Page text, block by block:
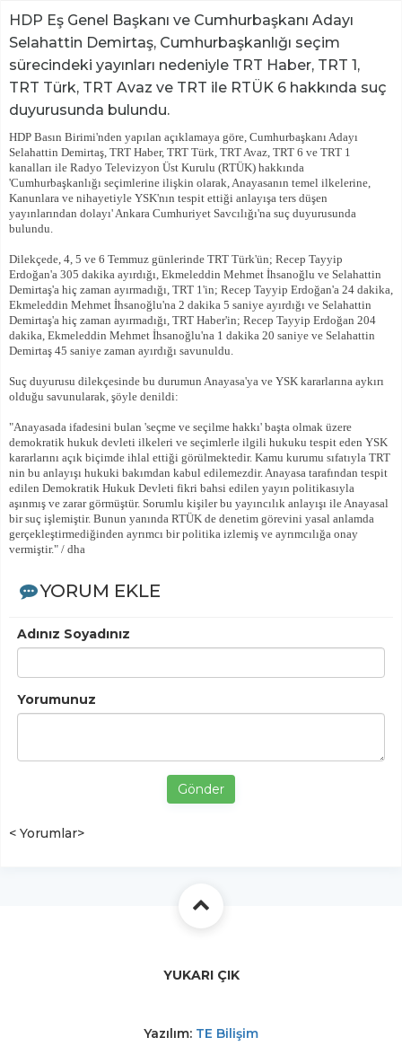
HDP Eş Genel Başkanı ve Cumhurbaşkanı Adayı
Selahattin Demirtaş, Cumhurbaşkanlığı seçim
sürecindeki yayınları nedeniyle TRT Haber, TRT 1,
TRT Türk, TRT Avaz ve TRT ile RTÜK 6 hakkında suç
duyurusunda bulundu.
HDP Basın Birimi'nden yapılan açıklamaya göre, Cumhurbaşkanı Adayı
Selahattin Demirtaş, TRT Haber, TRT Türk, TRT Avaz, TRT 6 ve TRT 1
kanalları ile Radyo Televizyon Üst Kurulu (RTÜK) hakkında
'Cumhurbaşkanlığı seçimlerine ilişkin olarak, Anayasanın temel ilkelerine,
Kanunlara ve nihayetiyle YSK'nın tespit ettiği anlayışa ters düşen
yayınlarından dolayı' Ankara Cumhuriyet Savcılığı'na suç duyurusunda
bulundu.
Dilekçede, 4, 5 ve 6 Temmuz günlerinde TRT Türk'ün; Recep Tayyip
Erdoğan'a 305 dakika ayırdığı, Ekmeleddin Mehmet İhsanoğlu ve Selahattin
Demirtaş'a hiç zaman ayırmadığı, TRT 1'in; Recep Tayyip Erdoğan'a 24 dakika,
Ekmeleddin Mehmet İhsanoğlu'na 2 dakika 5 saniye ayırdığı ve Selahattin
Demirtaş'a hiç zaman ayırmadığı, TRT Haber'in; Recep Tayyip Erdoğan 204
dakika, Ekmeleddin Mehmet İhsanoğlu'na 1 dakika 20 saniye ve Selahattin
Demirtaş 45 saniye zaman ayırdığı savunuldu.
Suç duyurusu dilekçesinde bu durumun Anayasa'ya ve YSK kararlarına aykırı
olduğu savunularak, şöyle denildi:
"Anayasada ifadesini bulan 'seçme ve seçilme hakkı' başta olmak üzere
demokratik hukuk devleti ilkeleri ve seçimlerle ilgili hukuku tespit eden YSK
kararlarını açık biçimde ihlal ettiği görülmektedir. Kamu kurumu sıfatıyla TRT
nin bu anlayışı hukuki bakımdan kabul edilemezdir. Anayasa tarafından tespit
edilen Demokratik Hukuk Devleti fikri bahsi edilen yayın politikasıyla
aşınmış ve zarar görmüştür. Sorumlu kişiler bu yayıncılık anlayışı ile Anayasal
bir suç işlemiştir. Bunun yanında RTÜK de denetim görevini yasal anlamda
gerçekleştirmediğinden ayrımcı bir politika izlemiş ve ayrımcılığa onay
vermiştir." / dha
YORUM EKLE
Adınız Soyadınız
Yorumunuz
Gönder
< Yorumlar>
YUKARI ÇIK
Yazılım: TE Bilişim